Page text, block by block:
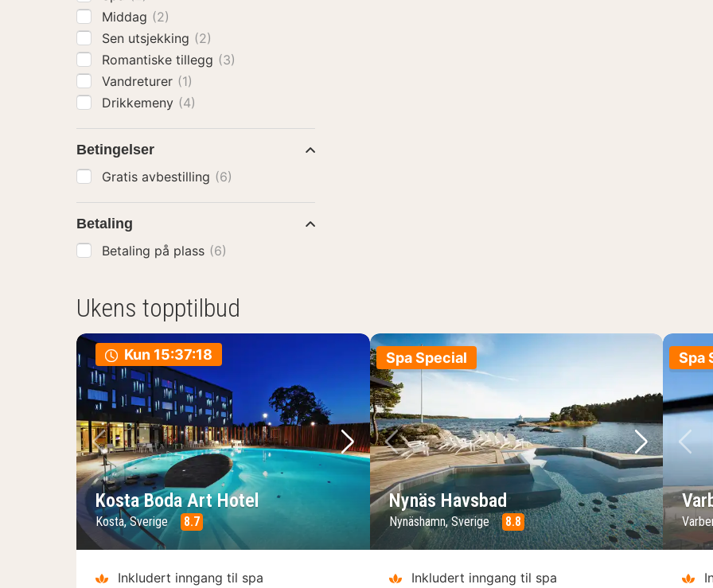
Middag (2)
Sen utsjekking (2)
Romantiske tillegg (3)
Vandreturer (1)
Drikkemeny (4)
Betingelser
Gratis avbestilling (6)
Betaling
Betaling på plass (6)
Ukens topptilbud
Kun 15:37:17
Forrige bilde
Neste bilde
Kosta Boda Art Hotel
Kosta, Sverige 8.7
Inkludert inngang til spa
Spa Special
Forrige bilde
Neste
Nynäs Havsbad
Nynäshamn, Sverige 8.8
Inkludert inngang til spa
Spa